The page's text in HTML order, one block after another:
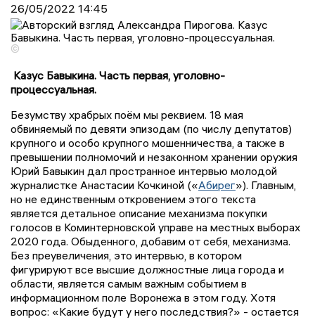
26/05/2022 14:45
©
Казус Бавыкина. Часть первая, уголовно-
процессуальная.
Безумству храбрых поём мы реквием. 18 мая
обвиняемый по девяти эпизодам (по числу депутатов)
крупного и особо крупного мошенничества, а также в
превышении полномочий и незаконном хранении оружия
Юрий Бавыкин дал пространное интервью молодой
журналистке Анастасии Кочкиной («Абирег»). Главным,
но не единственным откровением этого текста
является детальное описание механизма покупки
голосов в Коминтерновской управе на местных выборах
2020 года. Обыденного, добавим от себя, механизма.
Без преувеличения, это интервью, в котором
фигурируют все высшие должностные лица города и
области, является самым важным событием в
информационном поле Воронежа в этом году. Хотя
вопрос: «Какие будут у него последствия?» - остается